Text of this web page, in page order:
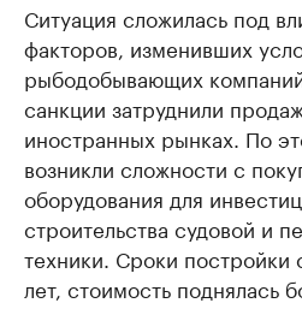
Ситуация сложилась под
факторов, изменивших
рыбодобывающих
санкции затруднили
иностранных рынках. По
возникли сложности с
оборудования для
строительства судовой и
техники. Сроки постройки
лет, стоимость поднялась